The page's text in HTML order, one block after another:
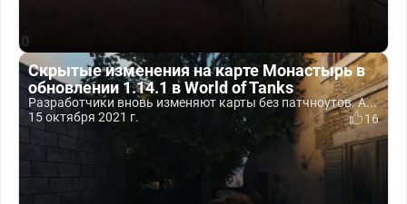
Скрытые изменения на карте Монастырь в
обновлении 1.14.1 в World of Tanks
Разработчики вновь изменяют карты без патчноутов. А...
15 октября 2021 г.
16